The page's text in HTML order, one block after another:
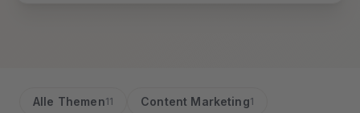
Alle Themen11 Content Marketing1